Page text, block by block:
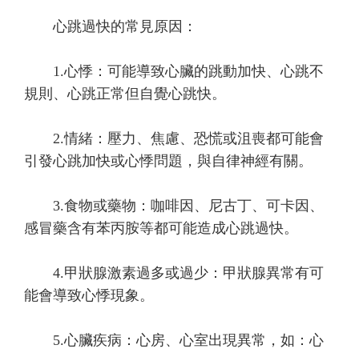
心跳過快的常見原因：
1.心悸：可能導致心臟的跳動加快、心跳不
規則、心跳正常但自覺心跳快。
2.情緒：壓力、焦慮、恐慌或沮喪都可能會
引發心跳加快或心悸問題，與自律神經有關。
3.食物或藥物：咖啡因、尼古丁、可卡因、
感冒藥含有苯丙胺等都可能造成心跳過快。
4.甲狀腺激素過多或過少：甲狀腺異常有可
能會導致心悸現象。
5.心臟疾病：心房、心室出現異常，如：心